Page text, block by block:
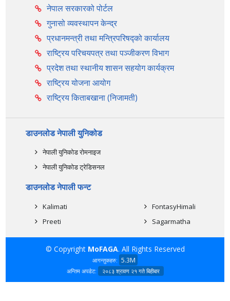
नेपाल सरकारको पोर्टल
गुनासो व्यवस्थापन केन्द्र
प्रधानमन्त्री तथा मन्त्रिपरिषद्को कार्यालय
राष्ट्रिय परिचयपत्र तथा पञ्‍जीकरण विभाग
प्रदेश तथा स्थानीय शासन सहयोग कार्यक्रम
राष्ट्रिय योजना आयोग
राष्ट्रिय किताबखाना (निजामती)
डाउनलोड नेपाली युनिकोड
नेपाली युनिकोड रोमनाइज
नेपाली युनिकोड ट्रेडिसनल
डाउनलोड नेपाली फन्ट
Kalimati
Preeti
FontasyHimali
Sagarmatha
© Copyright MoFAGA. All Rights Reserved
आगन्तुकहरु: 5.3M
अन्तिम अपडेट: २०८३ श्रावण २१ गते बिहीबार